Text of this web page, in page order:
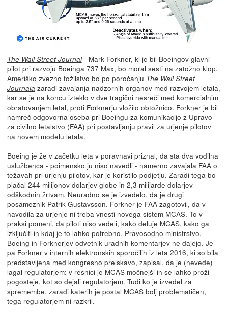
The Wall Street Journal- Mark Forkner, ki je bil Boeingov glavni
pilot pri razvoju Boeinga 737 Max, bo moral sesti na zatožno klop.
Ameriško zvezno tožilstvo bo po poročanju The Wall Street
Journala zaradi zavajanja nadzornih organov med razvojem letala,
kar se je na koncu izteklo v dve tragični nesreči med komercialnim
obratovanjem letal, proti Forknerju vložilo obtožnico. Forkner je bil
namreč odgovorna oseba pri Boeingu za komunikacijo z Upravo
za civilno letalstvo (FAA) pri postavljanju pravil za urjenje pilotov
na novem modelu letala.
Boeing je že v začetku leta v poravnavi priznal, da sta dva vodilna
uslužbenca - poimensko ju niso navedli - namerno zavajala FAA o
težavah pri urjenju pilotov, kar je koristilo podjetju. Zaradi tega bo
plačal 244 milijonov dolarjev globe in 2,3 milijarde dolarjev
odškodnin žrtvam. Neuradno se je izvedelo, da je drugi
posameznik Patrik Gustavsson. Forkner je FAA zagotovil, da v
navodila za urjenje ni treba vnesti novega sistem MCAS. To v
praksi pomeni, da piloti niso vedeli, kako deluje MCAS, kako ga
izključiti in kdaj je to lahko potrebno. Pravosodno ministrstvo,
Boeing in Forknerjev odvetnik uradnih komentarjev ne dajejo. Je
pa Forkner v internih elektronskih sporočilih iz leta 2016, ki so bila
predstavljena med kongresno preiskavo, zapisal, da je (nevede)
lagal regulatorjem: v resnici je MCAS močnejši in se lahko proži
pogosteje, kot so dejali regulatorjem. Tudi ko je izvedel za
spremembe, zaradi katerih je postal MCAS bolj problematičen,
tega regulatorjem ni razkril.